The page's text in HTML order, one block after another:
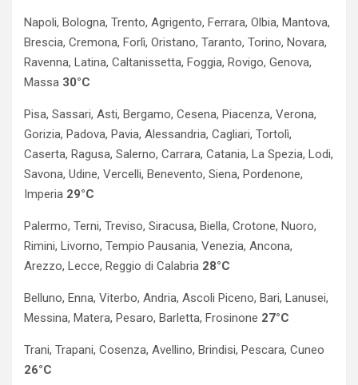
Napoli, Bologna, Trento, Agrigento, Ferrara, Olbia, Mantova,
Brescia, Cremona, Forlì, Oristano, Taranto, Torino, Novara,
Ravenna, Latina, Caltanissetta, Foggia, Rovigo, Genova,
Massa 30°C
Pisa, Sassari, Asti, Bergamo, Cesena, Piacenza, Verona,
Gorizia, Padova, Pavia, Alessandria, Cagliari, Tortolì,
Caserta, Ragusa, Salerno, Carrara, Catania, La Spezia, Lodi,
Savona, Udine, Vercelli, Benevento, Siena, Pordenone,
Imperia 29°C
Palermo, Terni, Treviso, Siracusa, Biella, Crotone, Nuoro,
Rimini, Livorno, Tempio Pausania, Venezia, Ancona,
Arezzo, Lecce, Reggio di Calabria 28°C
Belluno, Enna, Viterbo, Andria, Ascoli Piceno, Bari, Lanusei,
Messina, Matera, Pesaro, Barletta, Frosinone 27°C
Trani, Trapani, Cosenza, Avellino, Brindisi, Pescara, Cuneo
26°C